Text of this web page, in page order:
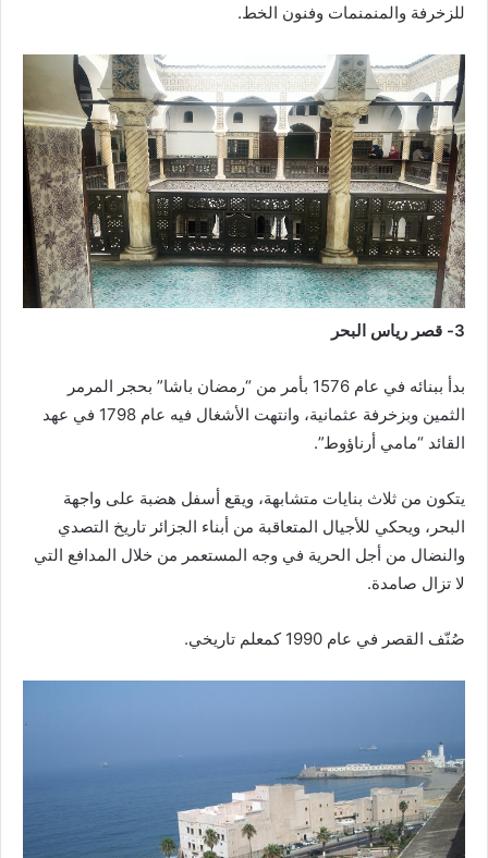
للزخرفة والمنمنمات وفنون الخط.
3- قصر رياس البحر
بدأ ببنائه في عام 1576 بأمر من “رمضان باشا” بحجر المرمر
الثمين وبزخرفة عثمانية، وانتهت الأشغال فيه عام 1798 في عهد
القائد “مامي أرناؤوط”.
يتكون من ثلاث بنايات متشابهة، ويقع أسفل هضبة على واجهة
البحر، ويحكي للأجيال المتعاقبة من أبناء الجزائر تاريخ التصدي
والنضال من أجل الحرية في وجه المستعمر من خلال المدافع التي
لا تزال صامدة.
صُنّف القصر في عام 1990 كمعلم تاريخي.